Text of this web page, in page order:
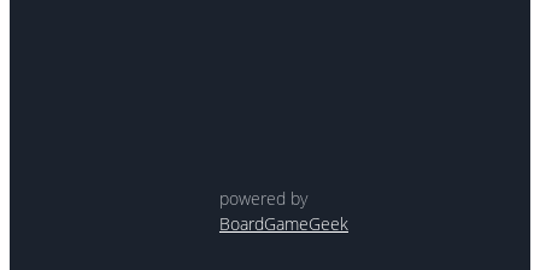
powered by
BoardGameGeek